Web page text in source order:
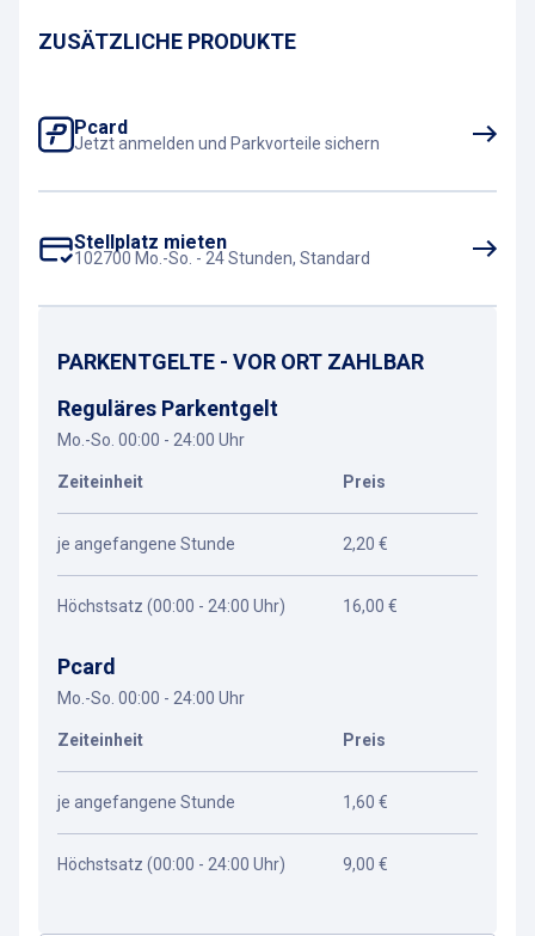
ZUSÄTZLICHE PRODUKTE
Pcard
Jetzt anmelden und Parkvorteile sichern
Stellplatz mieten
102700 Mo.-So. - 24 Stunden, Standard
PARKENTGELTE - VOR ORT ZAHLBAR
Reguläres Parkentgelt
Mo.-So. 00:00 - 24:00 Uhr
Zeiteinheit Preis
je angefangene Stunde 2,20 €
Höchstsatz (00:00 - 24:00 Uhr) 16,00 €
Pcard
Mo.-So. 00:00 - 24:00 Uhr
Zeiteinheit Preis
je angefangene Stunde 1,60 €
Höchstsatz (00:00 - 24:00 Uhr) 9,00 €